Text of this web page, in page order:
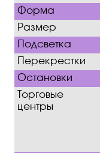
Форма
Размер
Подсветка
Перекрестки
Остановки
Торговые
центры